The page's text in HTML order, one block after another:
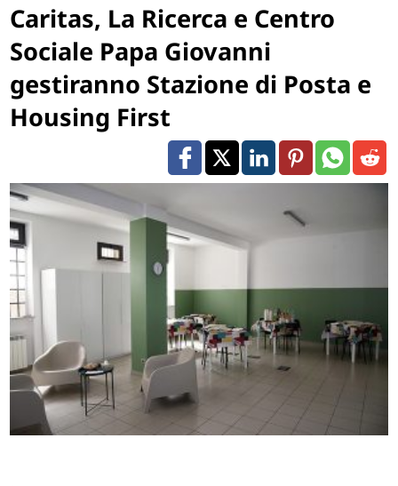
Caritas, La Ricerca e Centro
Sociale Papa Giovanni
gestiranno Stazione di Posta e
Housing First